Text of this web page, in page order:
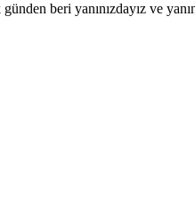
beri yanınızdayız ve